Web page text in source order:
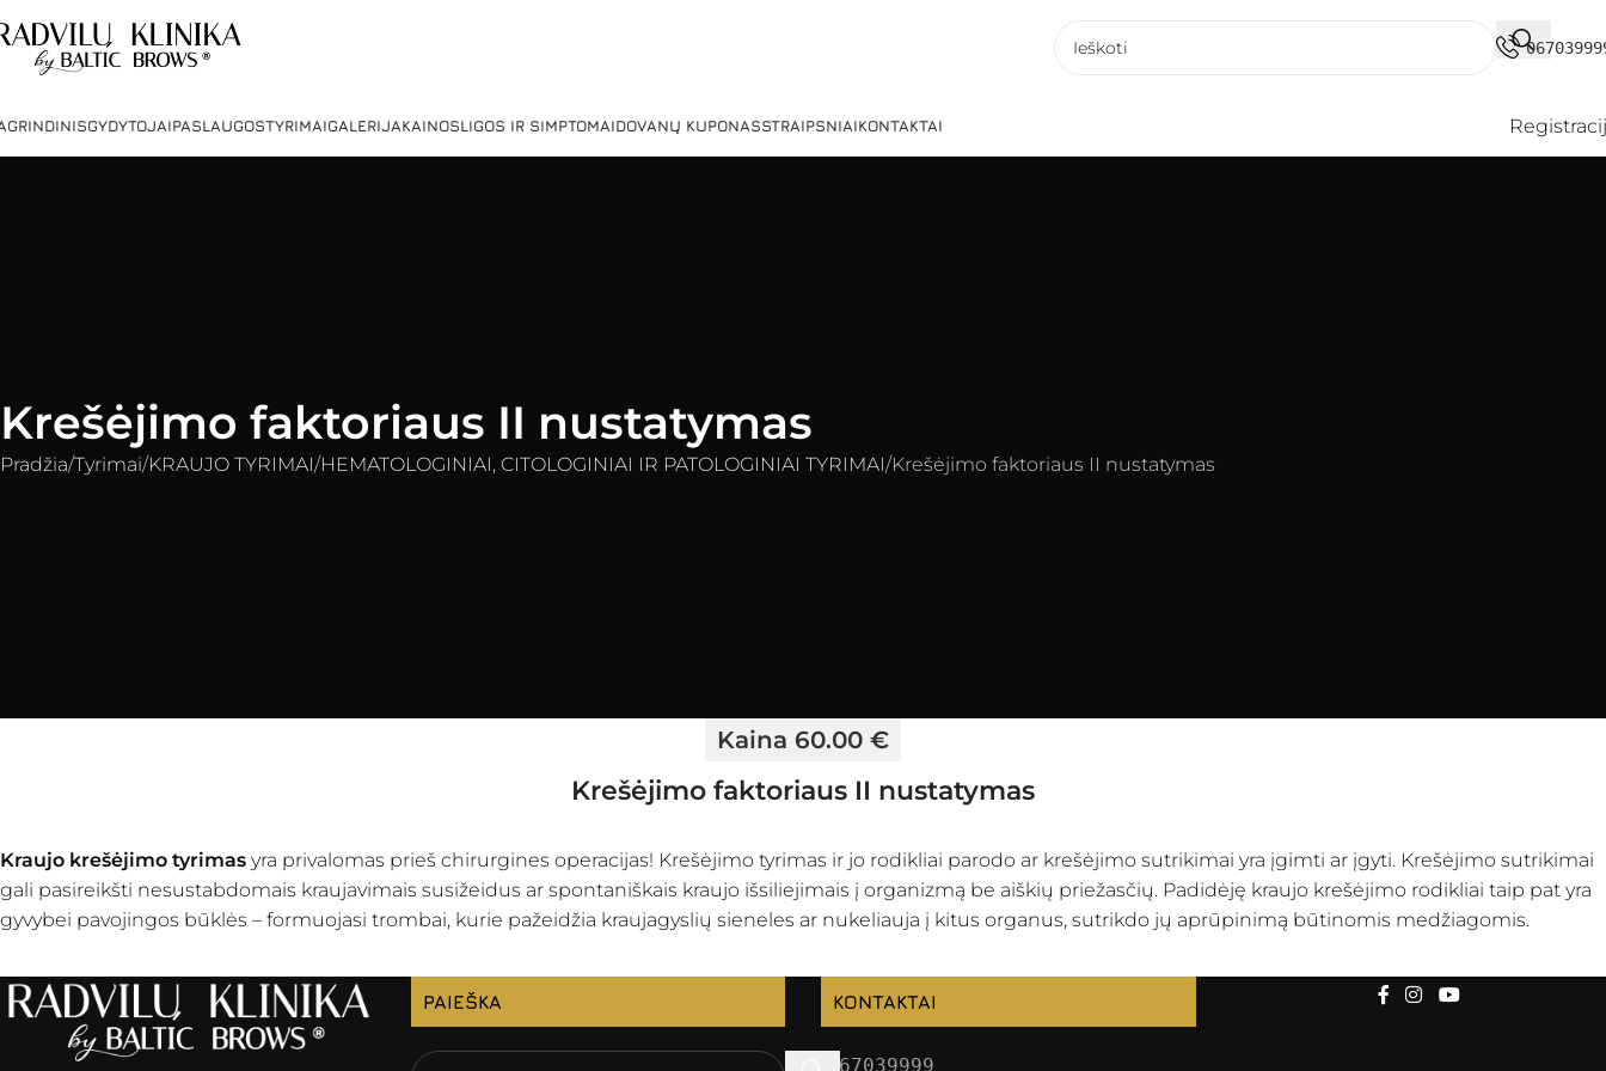
GYDYTOJAIPASLAUGOSTYRIMAIGALERIJAKAINOSLIGOS IR SIMPTOMAIDOVANŲ KUPONASSTRAIPSNIAIKONTAKTAI
Krešėjimo faktoriaus II nustatymas
Pradžia Tyrimai KRAUJO TYRIMAI HEMATOLOGINIAI, CITOLOGINIAI IR PATOLOGINIAI TYRIMAI Krešėjimo faktoriaus II nustatymas
Kaina 60.00 €
Krešėjimo faktoriaus II nustatymas
Kraujo krešėjimo tyrimas yra privalomas prieš chirurgines operacijas! Krešėjimo tyrimas ir jo rodikliai parodo ar krešėjimo sutrikimai yra įgimti ar įgyti. Krešėjimo sutrikimai
gali pasireikšti nesustabdomais kraujavimais susižeidus ar spontaniškais kraujo išsiliejimais į organizmą be aiškių priežasčių. Padidėję kraujo krešėjimo rodikliai taip pat yra
gyvybei pavojingos būklės – formuojasi trombai, kurie pažeidžia kraujagyslių sieneles ar nukeliauja į kitus organus, sutrikdo jų aprūpinimą būtinomis medžiagomis.
PAIEŠKA KONTAKTAI
067039999